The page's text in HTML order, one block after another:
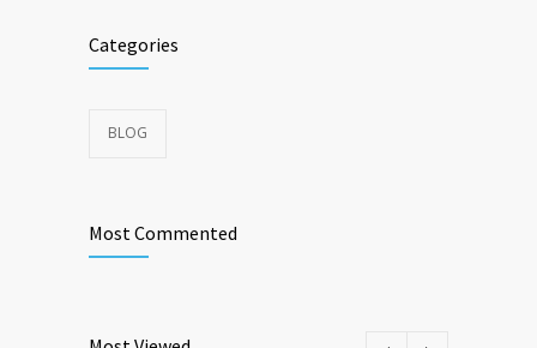
Categories
BLOG
Most Commented